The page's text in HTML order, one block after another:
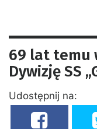
69 lat temu
Dywizję SS
Udostępnij na: